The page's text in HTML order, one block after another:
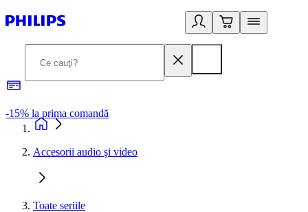
-15% la prima comandă
Accesorii audio şi video
Toate seriile